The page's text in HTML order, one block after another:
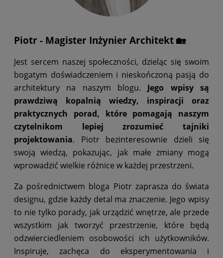
Piotr - Magister Inżynier Architekt 🏡
Jest sercem naszej społeczności, dzieląc się swoim
bogatym doświadczeniem i nieskończoną pasją do
architektury na naszym blogu. Jego wpisy są
prawdziwą kopalnią wiedzy, inspiracji oraz
praktycznych porad, które pomagają naszym
czytelnikom lepiej zrozumieć tajniki
projektowania. Piotr bezinteresownie dzieli się
swoją wiedzą, pokazując, jak małe zmiany mogą
wprowadzić wielkie różnice w każdej przestrzeni.
Za pośrednictwem bloga Piotr zaprasza do świata
designu, gdzie każdy detal ma znaczenie. Jego wpisy
to nie tylko porady, jak urządzić wnętrze, ale przede
wszystkim jak tworzyć przestrzenie, które będą
odzwierciedleniem osobowości ich użytkowników.
Inspiruje, zachęca do eksperymentowania i